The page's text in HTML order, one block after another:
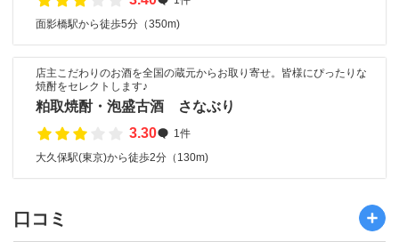
面影橋駅から徒歩5分（350m)
店主こだわりのお酒を全国の蔵元からお取り寄せ。皆様にぴったりな
焼酎をセレクトします♪
粕取焼酎・泡盛古酒 さなぶり
3.30
1件
大久保駅(東京)から徒歩2分（130m)
口コミ